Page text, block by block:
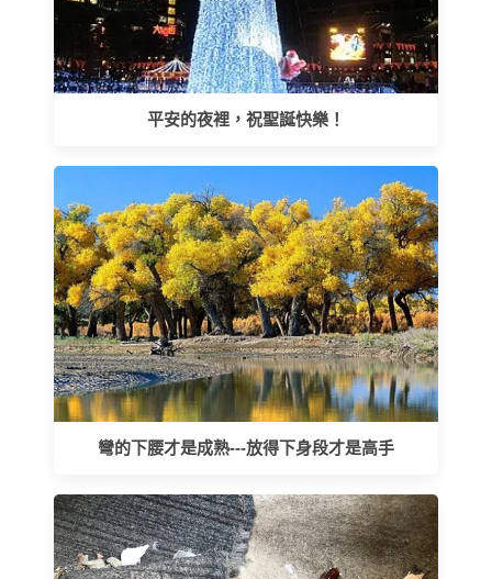
平安的夜裡，祝聖誕快樂！
彎的下腰才是成熟---放得下身段才是高手